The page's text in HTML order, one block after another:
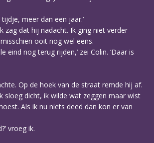
tijdje, meer dan een jaar.’
zag dat hij nadacht. Ik ging niet verder
ooit nog wel eens.
eind nog terug rijden,’ zei Colin. ‘Daar is
Op de hoek van de straat remde hij af.
sloeg dicht, ik wilde wat zeggen maar wist
Als ik nu niets deed dan kon er van
vroeg ik.